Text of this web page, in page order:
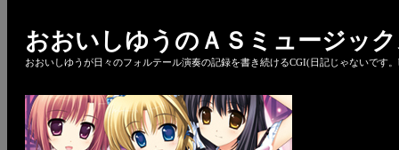
おおいしゆうのＡＳミュージッ
おおいしゆうが日々のフォルテール演奏の記録を書き続けるCGI(日記じゃないです